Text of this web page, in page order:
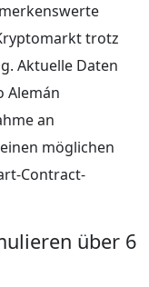
trotz
Aktuelle Daten
Alemán
an
möglichen
Contract-
über 6